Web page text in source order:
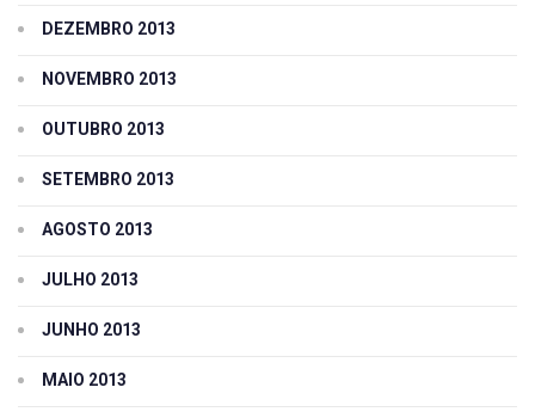
DEZEMBRO 2013
NOVEMBRO 2013
OUTUBRO 2013
SETEMBRO 2013
AGOSTO 2013
JULHO 2013
JUNHO 2013
MAIO 2013